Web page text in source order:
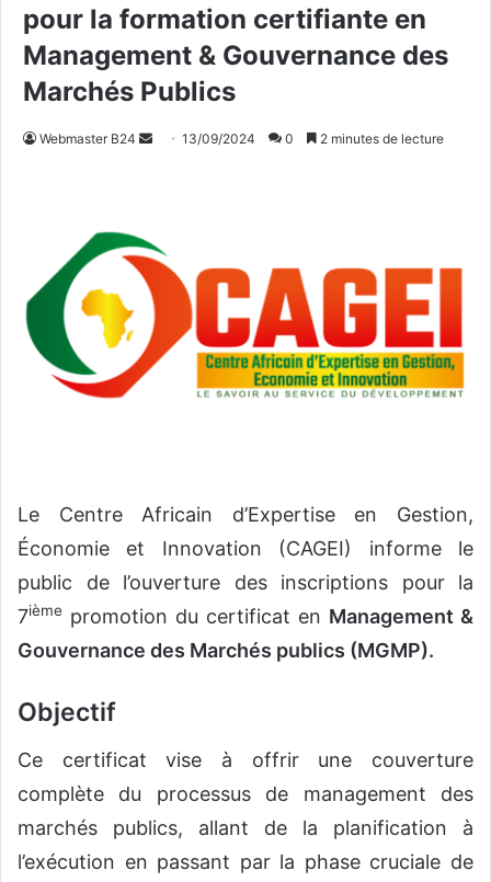
pour la formation certifiante en
Management & Gouvernance des
Marchés Publics
Webmaster B24
y
r
u
13/09/2024 0 2 minutes de lecture
Le Centre Africain d’Expertise en Gestion,
Économie et Innovation (CAGEI) informe le
public de l’ouverture des inscriptions pour la
7ième promotion du certificat en Management &
Gouvernance des Marchés publics (MGMP).
Objectif
Ce certificat vise à offrir une couverture
complète du processus de management des
marchés publics, allant de la planification à
l’exécution en passant par la phase cruciale de